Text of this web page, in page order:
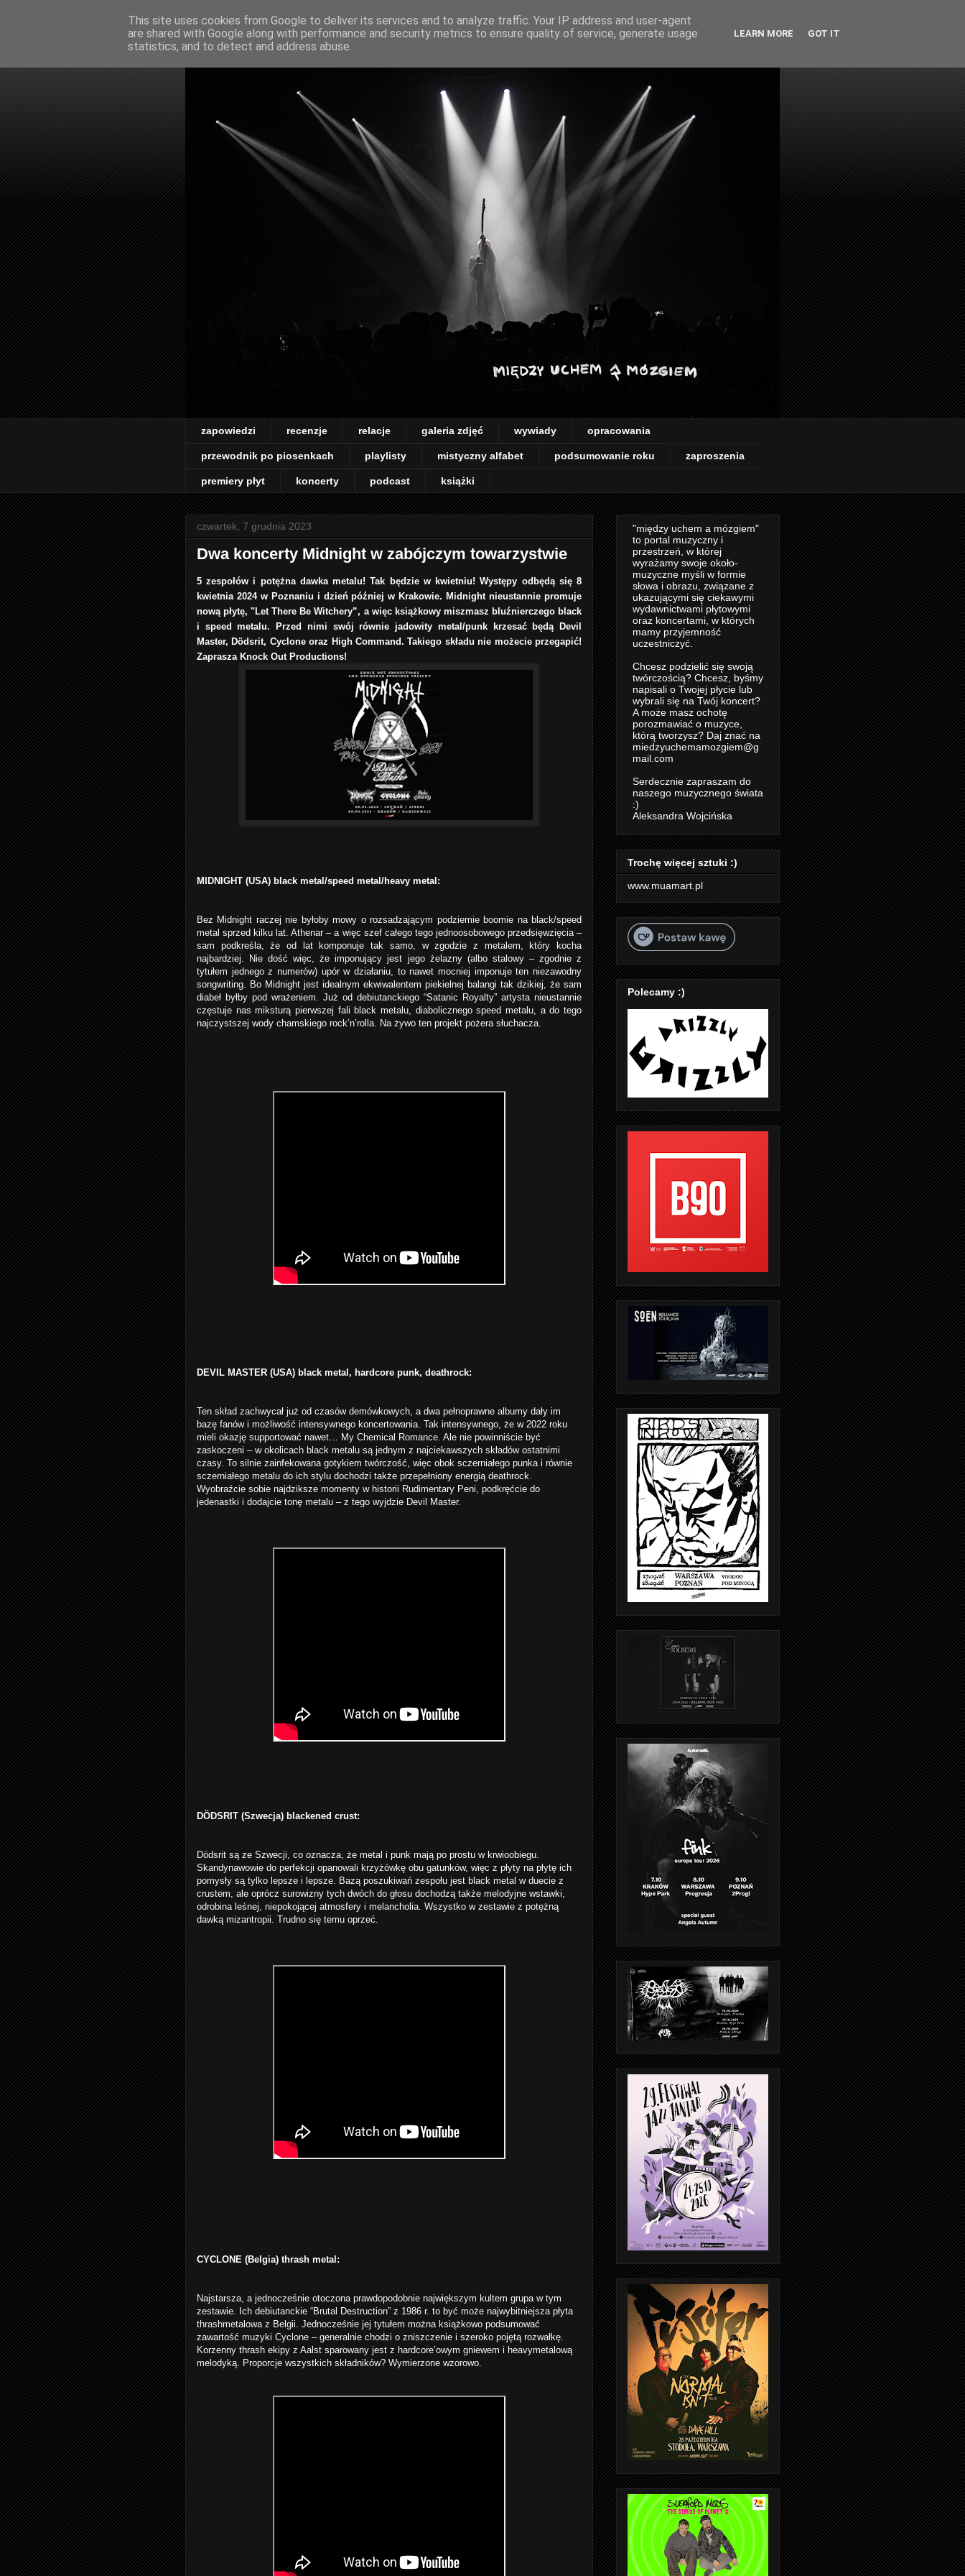
zapowiedzi recenzje relacje galeria zdjęć wywiady opracowania
przewodnik po piosenkach playlisty mistyczny alfabet podsumowanie roku zaproszenia
premiery płyt koncerty podcast książki
czwartek, 7 grudnia 2023
Dwa koncerty Midnight w zabójczym towarzystwie
5 zespołów i potężna dawka metalu! Tak będzie w kwietniu! Występy odbędą się 8
kwietnia 2024 w Poznaniu i dzień później w Krakowie. Midnight nieustannie promuje
nową płytę, "Let There Be Witchery”, a więc książkowy miszmasz bluźnierczego black
i speed metalu. Przed nimi swój równie jadowity metal/punk krzesać będą Devil
Master, Dödsrit, Cyclone oraz High Command. Takiego składu nie możecie przegapić!
Zaprasza Knock Out Productions!
MIDNIGHT (USA) black metal/speed metal/heavy metal:
Bez Midnight raczej nie byłoby mowy o rozsadzającym podziemie boomie na black/speed
metal sprzed kilku lat. Athenar – a więc szef całego tego jednoosobowego przedsięwzięcia –
sam podkreśla, że od lat komponuje tak samo, w zgodzie z metalem, który kocha
najbardziej. Nie dość więc, że imponujący jest jego żelazny (albo stalowy – zgodnie z
tytułem jednego z numerów) upór w działaniu, to nawet mocniej imponuje ten niezawodny
songwriting. Bo Midnight jest idealnym ekwiwalentem piekielnej balangi tak dzikiej, że sam
diabeł byłby pod wrażeniem. Już od debiutanckiego “Satanic Royalty” artysta nieustannie
częstuje nas miksturą pierwszej fali black metalu, diabolicznego speed metalu, a do tego
najczystszej wody chamskiego rock’n’rolla. Na żywo ten projekt pożera słuchacza.
DEVIL MASTER (USA) black metal, hardcore punk, deathrock:
Ten skład zachwycał już od czasów demówkowych, a dwa pełnoprawne albumy dały im
bazę fanów i możliwość intensywnego koncertowania. Tak intensywnego, że w 2022 roku
mieli okazję supportować nawet… My Chemical Romance. Ale nie powinniście być
zaskoczeni – w okolicach black metalu są jednym z najciekawszych składów ostatnimi
czasy. To silnie zainfekowana gotykiem twórczość, więc obok sczerniałego punka i równie
sczerniałego metalu do ich stylu dochodzi także przepełniony energią deathrock.
Wyobraźcie sobie najdziksze momenty w historii Rudimentary Peni, podkręćcie do
jedenastki i dodajcie tonę metalu – z tego wyjdzie Devil Master.
DÖDSRIT (Szwecja) blackened crust:
Dödsrit są ze Szwecji, co oznacza, że metal i punk mają po prostu w krwioobiegu.
Skandynawowie do perfekcji opanowali krzyżówkę obu gatunków, więc z płyty na płytę ich
pomysły są tylko lepsze i lepsze. Bazą poszukiwań zespołu jest black metal w duecie z
crustem, ale oprócz surowizny tych dwóch do głosu dochodzą także melodyjne wstawki,
odrobina leśnej, niepokojącej atmosfery i melancholia. Wszystko w zestawie z potężną
dawką mizantropii. Trudno się temu oprzeć.
CYCLONE (Belgia) thrash metal:
Najstarsza, a jednocześnie otoczona prawdopodobnie największym kultem grupa w tym
zestawie. Ich debiutanckie “Brutal Destruction” z 1986 r. to być może najwybitniejsza płyta
thrashmetalowa z Belgii. Jednocześnie jej tytułem można książkowo podsumować
zawartość muzyki Cyclone – generalnie chodzi o zniszczenie i szeroko pojętą rozwałkę.
Korzenny thrash ekipy z Aalst sparowany jest z hardcore’owym gniewem i heavymetalową
melodyką. Proporcje wszystkich składników? Wymierzone wzorowo.
"między uchem a mózgiem"
to portal muzyczny i
przestrzeń, w której
wyrażamy swoje około-
muzyczne myśli w formie
słowa i obrazu, związane z
ukazującymi się ciekawymi
wydawnictwami płytowymi
oraz koncertami, w których
mamy przyjemność
uczestniczyć.
Chcesz podzielić się swoją
twórczością? Chcesz, byśmy
napisali o Twojej płycie lub
wybrali się na Twój koncert?
A może masz ochotę
porozmawiać o muzyce,
którą tworzysz? Daj znać na
miedzyuchemamozgiem@g
mail.com
Serdecznie zapraszam do
naszego muzycznego świata
:)
Aleksandra Wojcińska
Trochę więcej sztuki :)
www.muamart.pl
Polecamy :)
This site uses cookies from Google to deliver its services and to analyze traffic. Your IP address and user-agent
are shared with Google along with performance and security metrics to ensure quality of service, generate usage
statistics, and to detect and address abuse.
LEARN MORE GOT IT